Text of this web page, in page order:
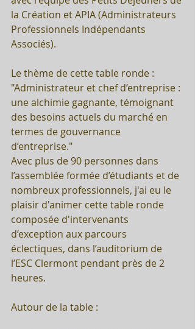
la Création et APIA (Administrateurs
Professionnels Indépendants
Associés).
Le thème de cette table ronde :
"Administrateur et chef d’entreprise :
une alchimie gagnante, témoignant
des besoins actuels du marché en
termes de gouvernance
d’entreprise."
Avec plus de 90 personnes dans
l’assemblée formée d’étudiants et de
nombreux professionnels, j'ai eu le
plaisir d'animer cette table ronde
composée d'intervenants
d’exception aux parcours
éclectiques, dans l’auditorium de
l’ESC Clermont pendant près de 2
heures.
Autour de la table :